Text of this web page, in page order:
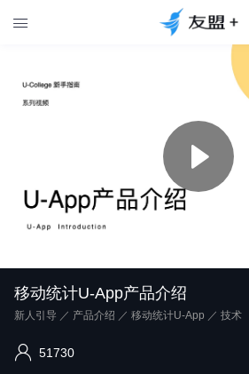

移动统计U-App产品介绍
新人引导 ／ 产品介绍 ／ 移动统计U-App ／ 技术
51730